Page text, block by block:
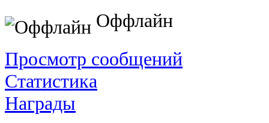
Оффлайн
Просмотр сообщений
Статистика
Награды